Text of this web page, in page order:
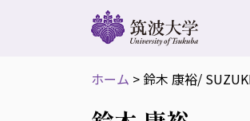
ホーム > 鈴木 康裕/